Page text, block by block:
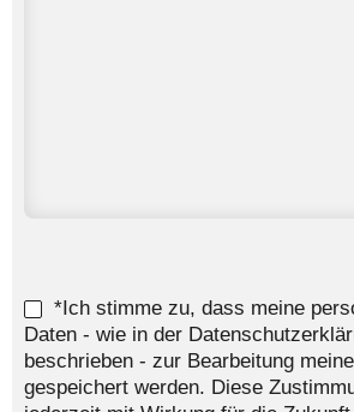
*Ich stimme zu, dass meine
Daten - wie in der
beschrieben - zur Bearbeitung
gespeichert werden. Diese